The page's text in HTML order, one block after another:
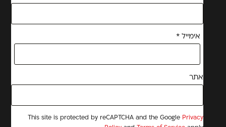
אימייל *
אתר
This site is protected by reCAPTCHA and the Google Privacy